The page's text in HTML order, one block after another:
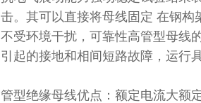
击。其可以直接将母线固定 在钢构
不受环境干扰，可靠性高管型母线
引起的接地和相间短路故障，运行
管型绝缘母线优点：额定电流大额